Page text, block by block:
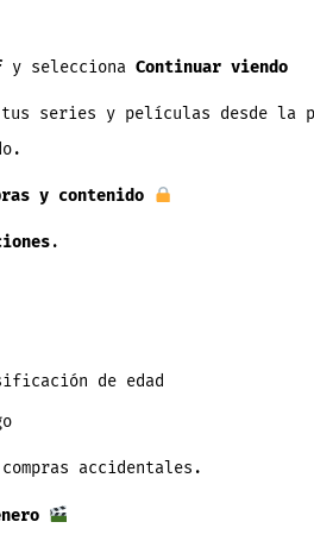
y selecciona Continuar viendo
tus series y películas desde la
y contenido
.
de edad
accidentales.